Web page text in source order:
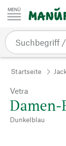
Zum Inhalt springen
Startseite
Vetra
Damen-
Dunkelblau